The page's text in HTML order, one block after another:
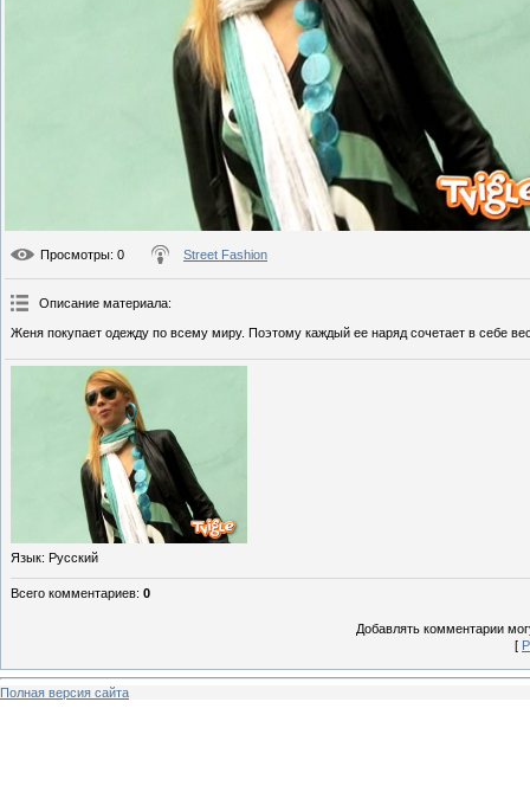
Просмотры: 0 Street Fashion
Описание материала:
Женя покупает одежду по всему миру. Поэтому каждый ее наряд сочетает в себе
Язык: Русский
Всего комментариев: 0
Добавлять комментарии
[
Полная версия сайта